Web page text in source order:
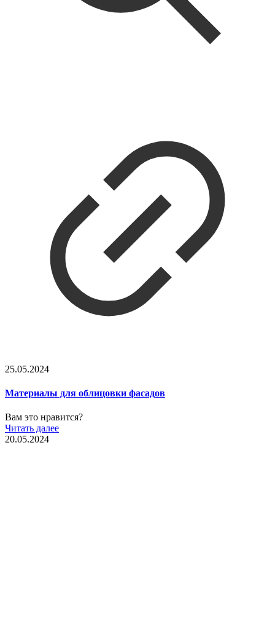
25.05.2024
Материалы для облицовки фасадов
Вам это нравится?
Читать далее
20.05.2024